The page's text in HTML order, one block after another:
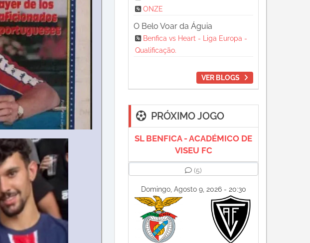
ONZE
O Belo Voar da Águia
Benfica vs Heart - Liga Europa -
Qualificação.
VER BLOGS
PRÓXIMO JOGO
SL BENFICA - ACADÉMICO DE
VISEU FC
(5)
Domingo, Agosto 9, 2026 - 20:30